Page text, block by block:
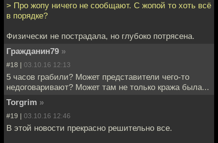
> Про жопу ничего не сообщают. С жопой то хоть всё
в порядке?
Физически не пострадала, но глубоко потрясена.
Гражданин79 »
#18 | 03.10.16 12:13
5 часов грабили? Может представители чего-то
недоговаривают? Может там не только кража была...
Torgrim »
#19 | 03.10.16 12:46
В этой новости прекрасно решительно все.